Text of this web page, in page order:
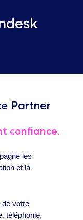
Partner
confiance.
les
et la
de votre
téléphonie,